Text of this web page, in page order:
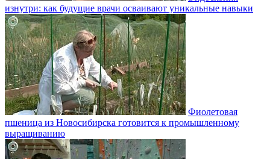
изнутри: как будущие врачи осваивают уникальные навыки
Фиолетовая
пшеница из Новосибирска готовится к промышленному
выращиванию